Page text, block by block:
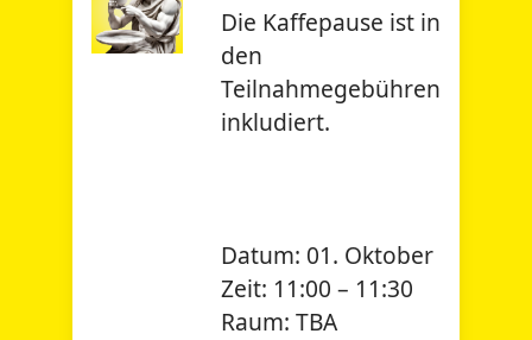
Die Kaffepause ist in
den
Teilnahmegebühren
inkludiert.
Datum: 01. Oktober
Zeit: 11:00 – 11:30
Raum: TBA